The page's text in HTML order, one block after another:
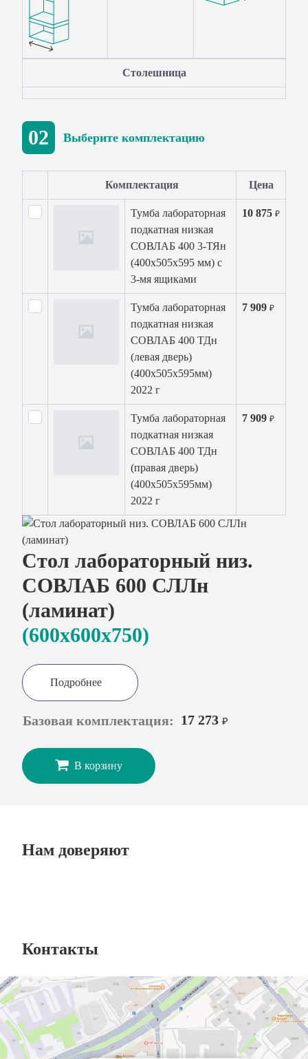
Стол лабораторный низ.
СОВЛАБ 600 СЛЛн
(ламинат)
(600x600х750)
Подробнее
Базовая комплектация: 17 273 ₽
В корзину
Столешница
02 Выберите комплектацию
Комплектация Цена
Тумба лабораторная
подкатная низкая
СОВЛАБ 400 3-ТЯн
(400х505х595 мм) с
3-мя ящиками
10 875 ₽
Тумба лабораторная
подкатная низкая
СОВЛАБ 400 ТДн
(левая дверь)
(400х505х595мм)
2022 г
7 909 ₽
Тумба лабораторная
подкатная низкая
СОВЛАБ 400 ТДн
(правая дверь)
(400х505х595мм)
2022 г
7 909 ₽
Нам доверяют
Контакты